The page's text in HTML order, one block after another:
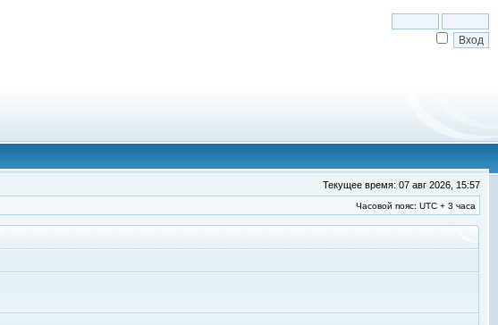
Текущее время: 07 авг 2026, 15:57
Часовой пояс: UTC + 3 часа